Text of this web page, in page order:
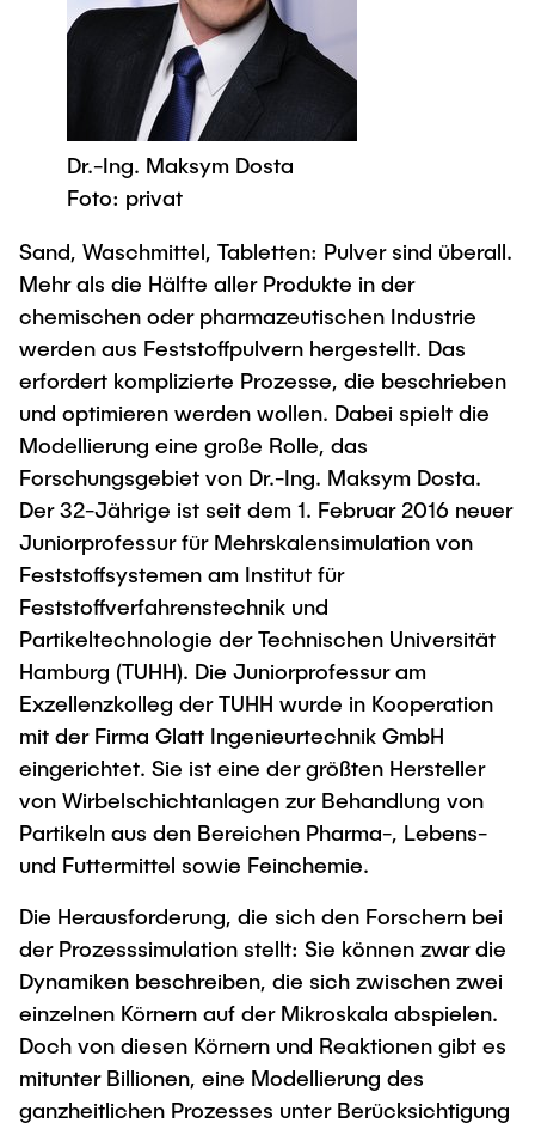
Newsroom
Flyers and brochures
University magazine spektrum
Events
Merchandise-Shop
Working at TU Hamburg
Job opportunities
Faculty recruiting
Information for new employees
Internal Information
Advice and contact
Around student life
study organization
AI in Education
After Graduation
Alumni
Career Center
Graduate Academy
Doctoral Degrees
Continuing Education
UNU HUB "Engineering to Face Climate
Research Funding
Early Career Research Support
Good Scientific Practice
Future Lectures
Team
Research & Transfer News
Interdisciplinary Workshop of the FSP
"Biobased Processes and Reactor
Technologies"
Process Engineering
Study programs
Research and Institutes
Technology and Innovation in Education
News
Study programs
Research and Institutes
Management Sciences and Technology
Study Programs
Research and Institutes
Mechanical Engineering
Study programs
Research and institutes
Joint School of Multidisciplinary Studies
Institutes
Exchange students
Intercultural Hub
International Scholars & Guests
Partnerships and Strategy
How to establish partnerships
Strategy
ECIU University
Contacts & International Team
Dr.-Ing. Maksym Dosta
Foto: privat
Sand, Waschmittel, Tabletten: Pulver sind überall.
Mehr als die Hälfte aller Produkte in der
chemischen oder pharmazeutischen Industrie
werden aus Feststoffpulvern hergestellt. Das
erfordert komplizierte Prozesse, die beschrieben
und optimieren werden wollen. Dabei spielt die
Modellierung eine große Rolle, das
Forschungsgebiet von Dr.-Ing. Maksym Dosta.
Der 32-Jährige ist seit dem 1. Februar 2016 neuer
Juniorprofessur für Mehrskalensimulation von
Feststoffsystemen am Institut für
Feststoffverfahrenstechnik und
Partikeltechnologie der Technischen Universität
Hamburg (TUHH). Die Juniorprofessur am
Exzellenzkolleg der TUHH wurde in Kooperation
mit der Firma Glatt Ingenieurtechnik GmbH
eingerichtet. Sie ist eine der größten Hersteller
von Wirbelschichtanlagen zur Behandlung von
Partikeln aus den Bereichen Pharma-, Lebens-
und Futtermittel sowie Feinchemie.
Die Herausforderung, die sich den Forschern bei
der Prozesssimulation stellt: Sie können zwar die
Dynamiken beschreiben, die sich zwischen zwei
einzelnen Körnern auf der Mikroskala abspielen.
Doch von diesen Körnern und Reaktionen gibt es
mitunter Billionen, eine Modellierung des
ganzheitlichen Prozesses unter Berücksichtigung